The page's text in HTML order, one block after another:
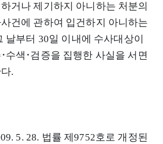
거나 제기하지 아니하는 처분의
건에 관하여 입건하지 아니하는
날부터 30일 이내에 수사대상이
수색･검증을 집행한 사실을 서면
.
5. 28. 법률 제9752호로 개정된